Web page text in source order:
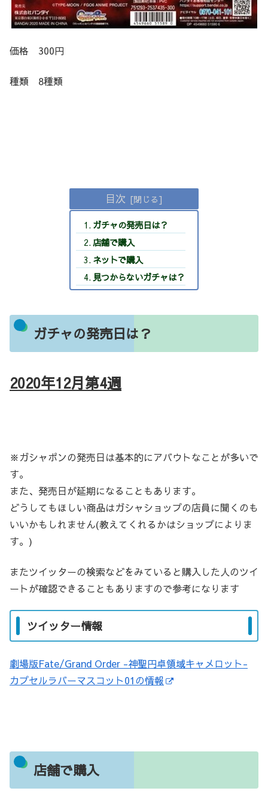
価格 300円
種類 8種類
目次
ガチャの発売日は？
店舗で購入
ネットで購入
見つからないガチャは？
ガチャの発売日は？
2020年12月第4週
※ガシャポンの発売日は基本的にアバウトなことが多いで
す。
また、発売日が延期になることもあります。
どうしてもほしい商品はガシャショップの店員に聞くのも
いいかもしれません(教えてくれるかはショップによりま
す。)
またツイッターの検索などをみていると購入した人のツイ
ートが確認できることもありますので参考になります
ツイッター情報
劇場版Fate/Grand Order -神聖円卓領域キャメロット-
カプセルラバーマスコット01の情報
店舗で購入